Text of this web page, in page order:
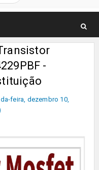
-
feira, dezembro 10,